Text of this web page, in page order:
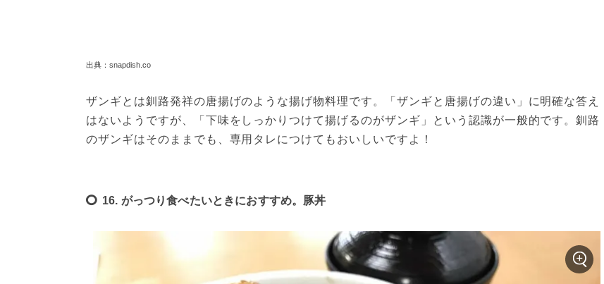
出典：snapdish.co
ザンギとは釧路発祥の唐揚げのような揚げ物料理です。「ザンギと唐揚げの違い」に明確な答え
はないようですが、「下味をしっかりつけて揚げるのがザンギ」という認識が一般的です。釧路
のザンギはそのままでも、専用タレにつけてもおいしいですよ！
16. がっつり食べたいときにおすすめ。豚丼